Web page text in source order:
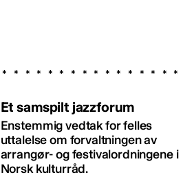
Et samspilt jazzforum
Enstemmig vedtak for felles
uttalelse om forvaltningen av
arrangør- og festivalordningene i
Norsk kulturråd.